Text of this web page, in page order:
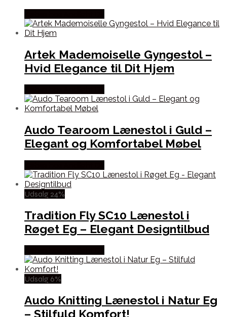
Artek Mademoiselle Gyngestol –
Hvid Elegance til Dit Hjem
Audo Tearoom Lænestol i Guld –
Elegant og Komfortabel Møbel
Udsalg 24%
Tradition Fly SC10 Lænestol i
Røget Eg – Elegant Designtilbud
Udsalg 6%
Audo Knitting Lænestol i Natur Eg
– Stilfuld Komfort!